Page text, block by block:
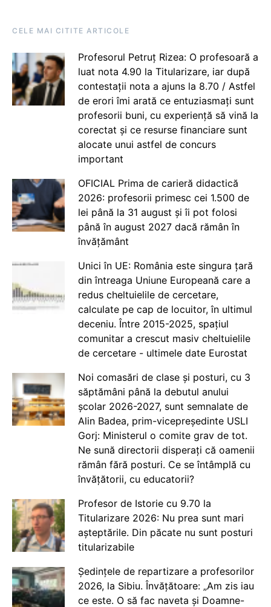
CELE MAI CITITE ARTICOLE
Profesorul Petruț Rizea: O profesoară a
luat nota 4.90 la Titularizare, iar după
contestații nota a ajuns la 8.70 / Astfel
de erori îmi arată ce entuziasmați sunt
profesorii buni, cu experiență să vină la
corectat și ce resurse financiare sunt
alocate unui astfel de concurs
important
OFICIAL Prima de carieră didactică
2026: profesorii primesc cei 1.500 de
lei până la 31 august și îi pot folosi
până în august 2027 dacă rămân în
învățământ
Unici în UE: România este singura țară
din întreaga Uniune Europeană care a
redus cheltuielile de cercetare,
calculate pe cap de locuitor, în ultimul
deceniu. Între 2015-2025, spațiul
comunitar a crescut masiv cheltuielile
de cercetare - ultimele date Eurostat
Noi comasări de clase și posturi, cu 3
săptămâni până la debutul anului
școlar 2026-2027, sunt semnalate de
Alin Badea, prim-vicepreședinte USLI
Gorj: Ministerul o comite grav de tot.
Ne sună directorii disperați că oamenii
rămân fără posturi. Ce se întâmplă cu
învățătorii, cu educatorii?
Profesor de Istorie cu 9.70 la
Titularizare 2026: Nu prea sunt mari
așteptările. Din păcate nu sunt posturi
titularizabile
Ședințele de repartizare a profesorilor
2026, la Sibiu. Învățătoare: „Am zis iau
ce este. O să fac naveta și Doamne-